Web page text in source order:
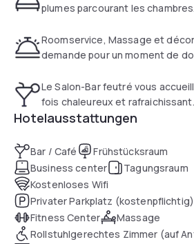
plumes parcourant les chambres.
Roomservice, Massage et
demande pour un moment de
Le Salon-Bar feutré vous
fois chaleureux et rafraichissant.
Hotelausstattungen
Bar / Café
Frühstücksraum
Business center
Tagungsraum
Kostenloses Wifi
Privater Parkplatz (kostenpflichtig)
Fitness Center
Massage
Rollstuhlgerechtes Zimmer (auf